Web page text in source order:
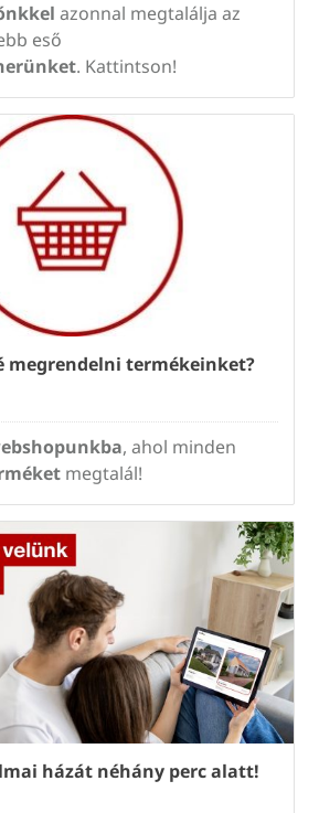
azonnal megtalálja az
eső
. Kattintson!
megrendelni termékeinket?
, ahol minden
megtalál!
házát néhány perc alatt!